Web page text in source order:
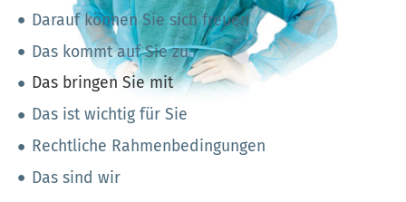
Darauf können Sie sich freuen
Das kommt auf Sie zu
Das bringen Sie mit
Das ist wichtig für Sie
Rechtliche Rahmenbedingungen
Das sind wir